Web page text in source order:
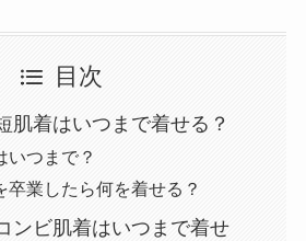
目次
肌着はいつまで着せる？
いつまで？
卒業したら何を着せる？
ンビ肌着はいつまで着せ